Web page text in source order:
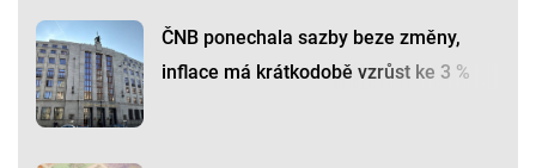
ČNB ponechala sazby beze změny,
inflace má krátkodobě vzrůst ke 3 %